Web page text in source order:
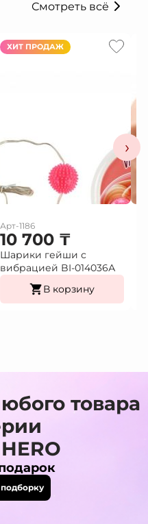
Смотреть всё
ХИТ ПРОДАЖ
Арт-1186
10 700 ₸
Шарики гейши с
вибрацией BI-014036А
В корзину
›
товара